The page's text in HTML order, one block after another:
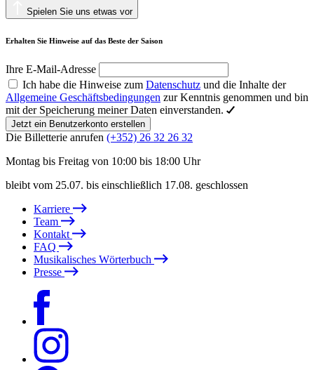
Spielen Sie uns etwas vor
Erhalten Sie Hinweise auf das Beste der Saison
Ihre E-Mail-Adresse
Ich habe die Hinweise zum Datenschutz und die Inhalte der
Allgemeine Geschäftsbedingungen zur Kenntnis genommen und bin
mit der Speicherung meiner Daten einverstanden.
Jetzt ein Benutzerkonto erstellen
Die Billetterie anrufen (+352) 26 32 26 32
Montag bis Freitag von 10:00 bis 18:00 Uhr
bleibt vom 25.07. bis einschließlich 17.08. geschlossen
Karriere
Team
Kontakt
FAQ
Musikalisches Wörterbuch
Presse